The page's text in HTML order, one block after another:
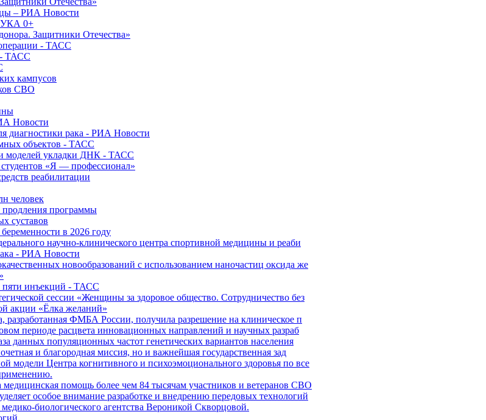
– РИА Новости
0+
Защитники Отечества»
- ТАСС
- ТАСС
кампусов
СВО
Новости
диагностики рака - РИА Новости
объектов - ТАСС
моделей укладки ДНК - ТАСС
«Я — профессионал»
реабилитации
человек
продления программы
суставов
в 2026 году
научно-клинического центра спортивной медицины и реаби
- РИА Новости
новообразований с использованием наночастиц оксида же
пяти инъекций - ТАСС
сессии «Женщины за здоровое общество. Сотрудничество без
акции «Ёлка желаний»
разработанная ФМБА России, получила разрешение на клиническое п
периоде расцвета инновационных направлений и научных разраб
данных популяционных частот генетических вариантов населения
и благородная миссия, но и важнейшая государственная зад
Центра когнитивного и психоэмоционального здоровья по все
помощь более чем 84 тысячам участников и ветеранов СВО
особое внимание разработке и внедрению передовых технологий
биологического агентства Вероникой Скворцовой.